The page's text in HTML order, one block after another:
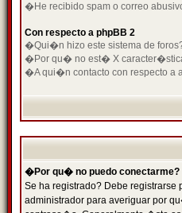
�He recibido spam o correo
Con respecto a phpBB 2
�Qui�n hizo este sistema de
�Por qu� no est� X
�A qui�n contacto con respecto a
�Por qu� no puedo conectarme?
Se ha registrado? Debe
administrador para averiguar por